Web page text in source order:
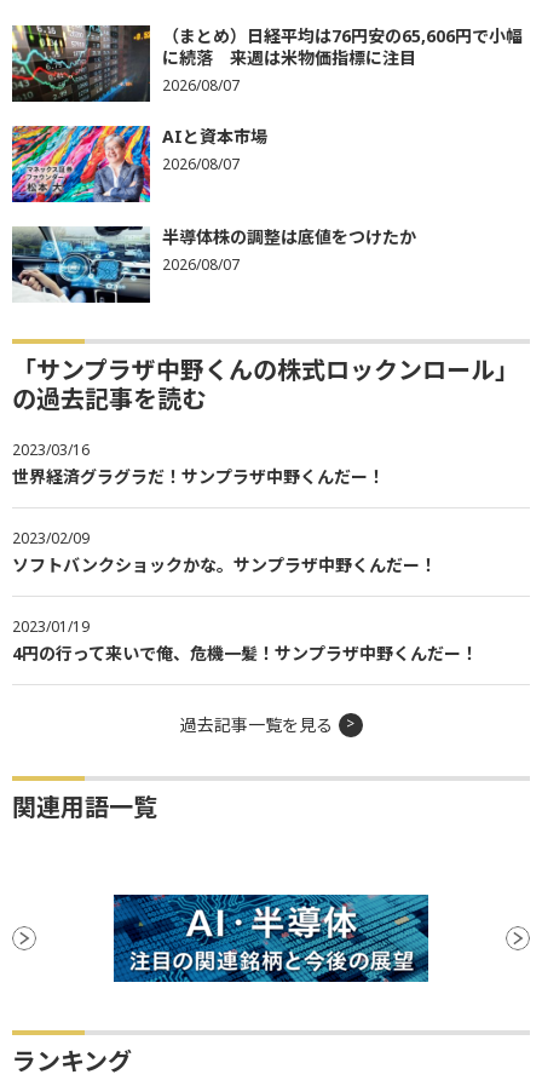
（まとめ）日経平均は76円安の65,606円で小幅
に続落 来週は米物価指標に注目
2026/08/07
AIと資本市場
2026/08/07
半導体株の調整は底値をつけたか
2026/08/07
「サンプラザ中野くんの株式ロックンロール」
の過去記事を読む
2023/03/16
世界経済グラグラだ！サンプラザ中野くんだー！
2023/02/09
ソフトバンクショックかな。サンプラザ中野くんだー！
2023/01/19
4円の行って来いで俺、危機一髪！サンプラザ中野くんだー！
過去記事一覧を見る
関連用語一覧
ランキング